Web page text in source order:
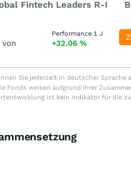
Fintech Leaders R-I
von
Performance 1 J
+32,06 %
Sie jederzeit in deutscher Sprache
Fonds weisen aufgrund ihrer
ist kein Indikator für die